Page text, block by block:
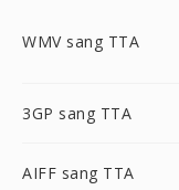
WMV sang TTA
3GP sang TTA
AIFF sang TTA